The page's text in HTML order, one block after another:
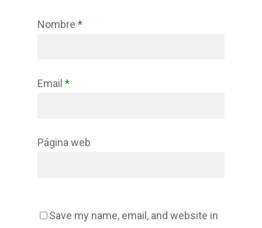
Nombre *
Email *
Página web
Save my name, email, and website in